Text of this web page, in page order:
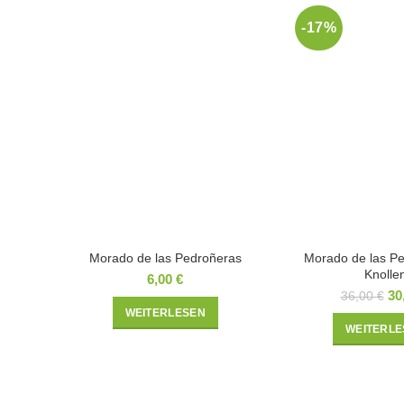
Morado de las Pedroñeras
6,00€
WEITERLESEN
-17%
Morado de las
36,00€